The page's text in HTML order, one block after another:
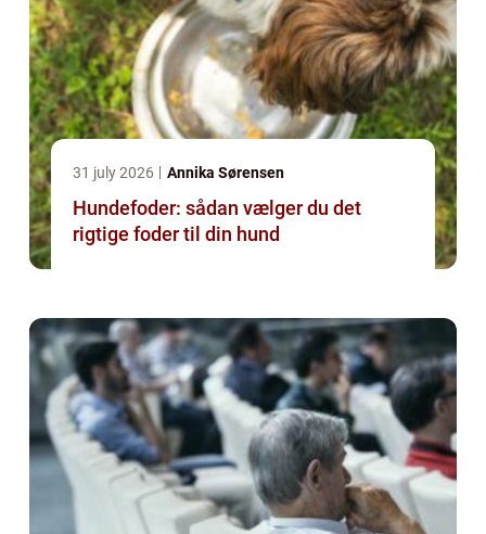
31 july 2026 Annika Sørensen
Hundefoder: sådan vælger du det
rigtige foder til din hund